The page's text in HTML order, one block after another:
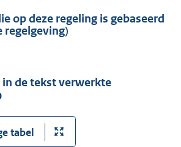
op deze regeling is gebaseerd
regelgeving)
in de tekst verwerkte
tabel